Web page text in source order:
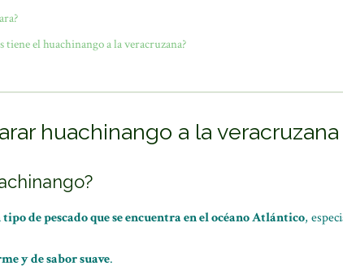
tiene el huachinango a la veracruzana?
huachinango a la veracruzana
de pescado que se encuentra en el océano Atlántico,
y de sabor suave.